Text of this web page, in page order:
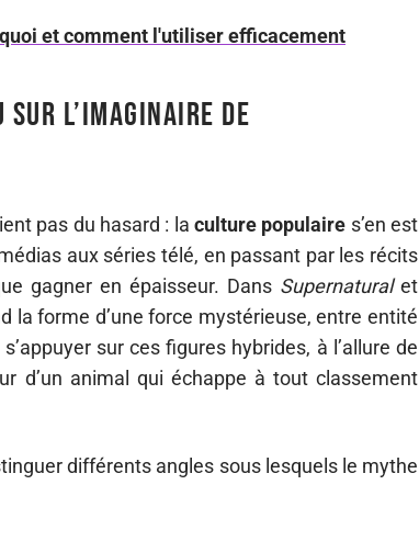
et comment l'utiliser efficacement
sur l’imaginaire de
pas du hasard : laculture populaire s’en est
aux séries télé, en passant par les récits
gagner en épaisseur. Dans Supernaturalet
la forme d’une force mystérieuse, entre entité
sur ces figures hybrides, à l’allure de
d’un animal qui échappe à tout classement
différents angles sous lesquels le mythe